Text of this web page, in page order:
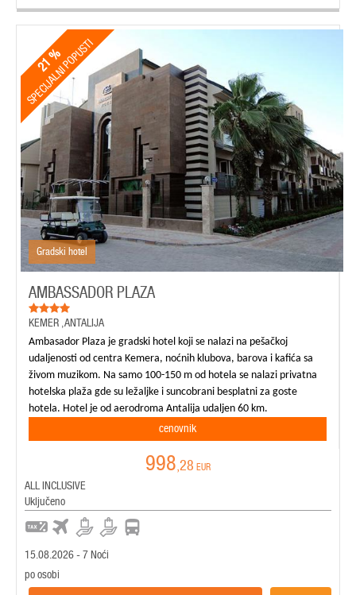
21 %
SPECIJALNI POPUSTI
Gradski hotel
AMBASSADOR PLAZA
KEMER ,ANTALIJA
Ambasador Plaza je gradski hotel koji se nalazi na pešačkoj
udaljenosti od centra Kemera, noćnih klubova, barova i kafića sa
živom muzikom. Na samo 100-150 m od hotela se nalazi privatna
hotelska plaža gde su ležaljke i suncobrani besplatni za goste
hotela. Hotel je od aerodroma Antalija udaljen 60 km.
cenovnik
998,28 EUR
ALL INCLUSIVE
Uključeno
15.08.2026 - 7 Noći
po osobi